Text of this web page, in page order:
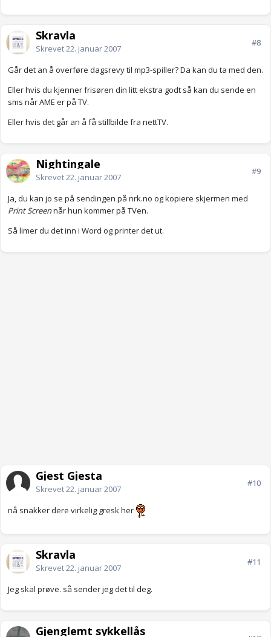
Skravla
Skrevet22. januar 2007
#8
Går det an å overføre dagsrevy til mp3-spiller? Da kan du ta med den.
Eller hvis du kjenner frisøren din litt ekstra godt så kan du sende en
sms når AME er på TV.
Eller hvis det går an å få stillbilde fra nettTV.
Nightingale
Skrevet22. januar 2007
#9
Ja, du kan jo se på sendingen på nrk.no og kopiere skjermen med
Print Screennår hun kommer på TVen.
Så limer du det inn i Word og printer det ut.
Gjest Gjesta
Skrevet22. januar 2007
#10
nå snakker dere virkelig gresk her
Skravla
Skrevet22. januar 2007
#11
Jeg skal prøve. så sender jeg det til deg.
Gjenglemt sykkellås